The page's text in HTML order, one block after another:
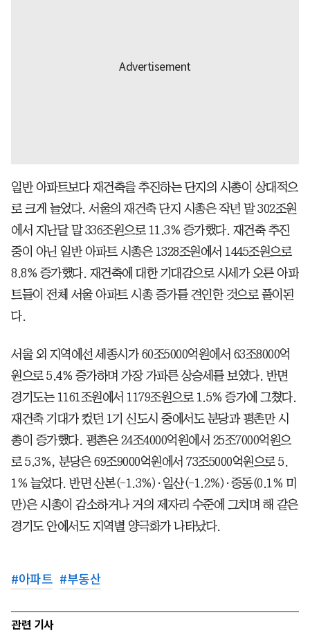
일반 아파트보다 재건축을 추진하는 단지의 시총이 상대적으
로 크게 늘었다. 서울의 재건축 단지 시총은 작년 말 302조원
에서 지난달 말 336조원으로 11.3% 증가했다. 재건축 추진
중이 아닌 일반 아파트 시총은 1328조원에서 1445조원으로
8.8% 증가했다. 재건축에 대한 기대감으로 시세가 오른 아파
트들이 전체 서울 아파트 시총 증가를 견인한 것으로 풀이된
다.
서울 외 지역에선 세종시가 60조5000억원에서 63조8000억
원으로 5.4% 증가하며 가장 가파른 상승세를 보였다. 반면
경기도는 1161조원에서 1179조원으로 1.5% 증가에 그쳤다.
재건축 기대가 컸던 1기 신도시 중에서도 분당과 평촌만 시
총이 증가했다. 평촌은 24조4000억원에서 25조7000억원으
로 5.3%, 분당은 69조9000억원에서 73조5000억원으로 5.
1% 늘었다. 반면 산본(-1.3%)·일산(-1.2%)·중동(0.1% 미
만)은 시총이 감소하거나 거의 제자리 수준에 그치며 해 같은
경기도 안에서도 지역별 양극화가 나타났다.
#아파트 #부동산
관련 기사